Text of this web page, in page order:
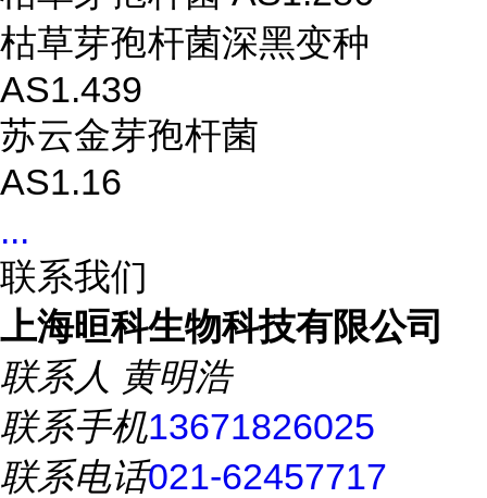
枯草芽孢杆菌深黑变种
AS1.439
苏云金芽孢杆菌
AS1.16
...
联系我们
上海晅科生物科技有限公司
联系人 黄明浩
联系手机13671826025
联系电话021-62457717